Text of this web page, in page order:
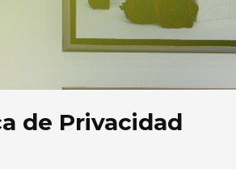
de Privacidad